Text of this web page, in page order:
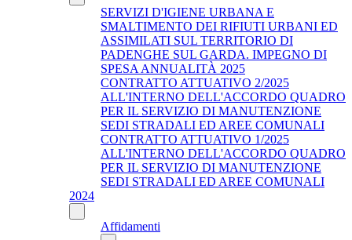
SERVIZI D'IGIENE URBANA E
SMALTIMENTO DEI RIFIUTI URBANI ED
ASSIMILATI SUL TERRITORIO DI
PADENGHE SUL GARDA. IMPEGNO DI
SPESA ANNUALITÀ 2025
CONTRATTO ATTUATIVO 2/2025
ALL'INTERNO DELL'ACCORDO QUADRO
PER IL SERVIZIO DI MANUTENZIONE
SEDI STRADALI ED AREE COMUNALI
CONTRATTO ATTUATIVO 1/2025
ALL'INTERNO DELL'ACCORDO QUADRO
PER IL SERVIZIO DI MANUTENZIONE
SEDI STRADALI ED AREE COMUNALI
2024
Affidamenti